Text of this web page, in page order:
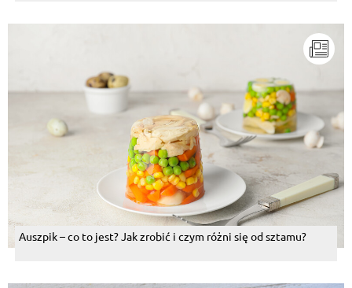
Auszpik – co to jest? Jak zrobić i czym różni się od sztamu?